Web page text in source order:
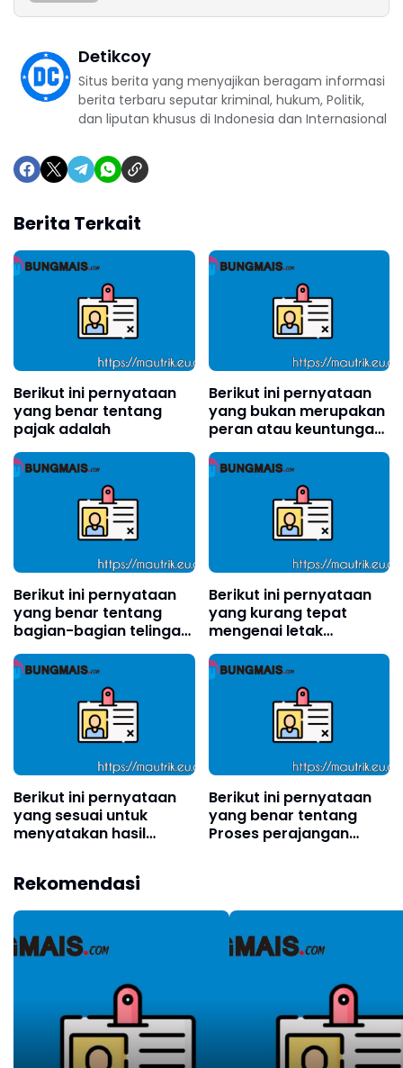
Detikcoy
Situs berita yang menyajikan beragam informasi
berita terbaru seputar kriminal, hukum, Politik,
dan liputan khusus di Indonesia dan Internasional
Berita Terkait
Berikut ini pernyataan
yang benar tentang
pajak adalah
Berikut ini pernyataan
yang bukan merupakan
peran atau keuntungan
Indonesia dalam
organisasi internasional
adalah
Berikut ini pernyataan
yang benar tentang
bagian-bagian telinga
adalah . . . .(boleh pilih
lebih dari satu)?
Berikut ini pernyataan
yang kurang tepat
mengenai letak
geografis Indonesia
adalah?
Berikut ini pernyataan
yang sesuai untuk
menyatakan hasil
(boleh memilih lebih
Berikut ini pernyataan
yang benar tentang
Proses perajangan
Rekomendasi